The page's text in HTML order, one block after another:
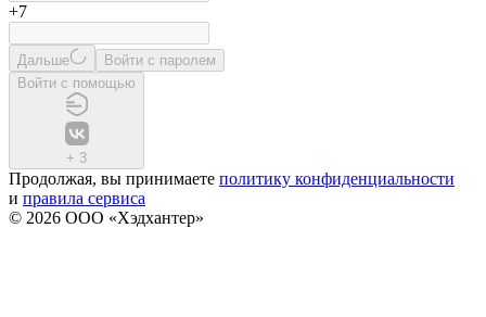
+7
Дальше
Войти с паролем
Войти с помощью
+ 3
Продолжая, вы принимаете политику конфиденциальности
и правила сервиса
© 2026 ООО «Хэдхантер»